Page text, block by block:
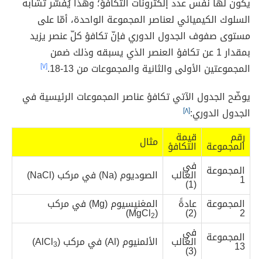
السلوك الكيميائي لعناصر المجموعة الواحدة، أمّا على
مستوى صفوف الجدول الدوري فإنّ تكافؤ كلّ عنصر يزيد
بمقدار 1 عن تكافؤ العنصر الذي يسبقه وذلك ضمن
المجموعتين الأولى والثانية والمجموعات من 13-18.
[٧]
يوضّح الجدول الآتي تكافؤ عناصر المجموعات الرئيسية في
الجدول الدوري:[٨]
رقم
المجموعة
قيمة
التكافؤ
مثال
المجموعة
1
في
الغالب
(1)
الصوديوم (Na) في مركب (NaCl)
المجموعة
2
عادةً
(2)
المغنيسيوم (Mg) في مركب
(MgCl
2
)
المجموعة
13
في
الغالب
(3)
الألمنيوم (Al) في مركب (AlCl 3
)